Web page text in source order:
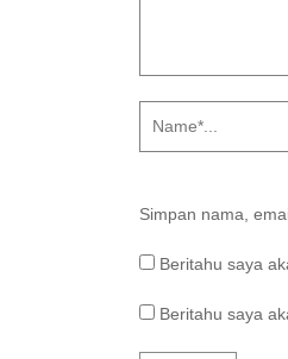
Simpan nama,
Beritahu saya
Beritahu saya